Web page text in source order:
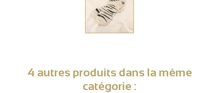
4 autres produits dans la même
catégorie :